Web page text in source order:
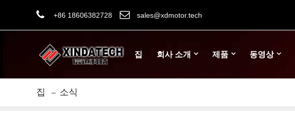
+86 18606382728 sales@xdmotor.tech
집 회사 소개 제품 동영상
집 소식